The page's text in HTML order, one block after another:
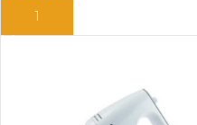
ДОДАЈ ВО КОШНИЦА